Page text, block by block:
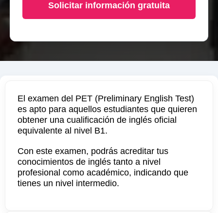
Solicitar información gratuita
El examen del PET (Preliminary English Test)
es apto para aquellos estudiantes que quieren
obtener una cualificación de inglés oficial
equivalente al nivel B1.
Con este examen, podrás acreditar tus
conocimientos de inglés tanto a nivel
profesional como académico, indicando que
tienes un nivel intermedio.